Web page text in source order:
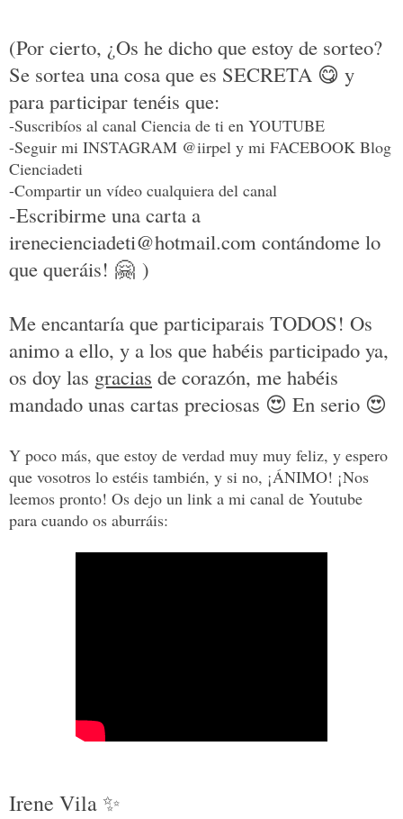
(Por cierto, ¿Os he dicho que estoy de sorteo?
Se sortea una cosa que es SECRETA 😋 y
para participar tenéis que:
-Suscribíos al canal Ciencia de ti en YOUTUBE
-Seguir mi INSTAGRAM @iirpel y mi FACEBOOK Blog
Cienciadeti
-Compartir un vídeo cualquiera del canal
-Escribirme una carta a
irenecienciadeti@hotmail.com contándome lo
que queráis! 🤗 )
Me encantaría que participarais TODOS! Os
animo a ello, y a los que habéis participado ya,
os doy las gracias de corazón, me habéis
mandado unas cartas preciosas 😍 En serio 😍
Y poco más, que estoy de verdad muy muy feliz, y espero
que vosotros lo estéis también, y si no, ¡ÁNIMO! ¡Nos
leemos pronto! Os dejo un link a mi canal de Youtube
para cuando os aburráis:
Irene Vila ✨